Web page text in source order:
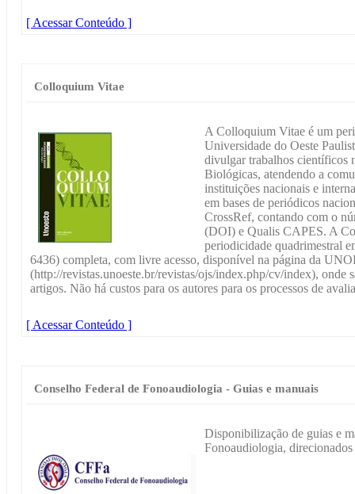
[ Acessar Conteúdo ]
Colloquium Vitae
A Colloquium Vitae é um
Universidade do Oeste
divulgar trabalhos científicos
Biológicas, atendendo a
instituições nacionais e
em bases de periódicos
CrossRef, contando com o
(DOI) e Qualis CAPES. A
periodicidade quadrimestral
6436) completa, com livre acesso, disponível na página da
(http://revistas.unoeste.br/revistas/ojs/index.php/cv/index), onde
artigos. Não há custos para os autores para os processos de
[ Acessar Conteúdo ]
Conselho Federal de Fonoaudiologia - Guias e manuais
Disponibilização de guias e
Fonoaudiologia, direcionados